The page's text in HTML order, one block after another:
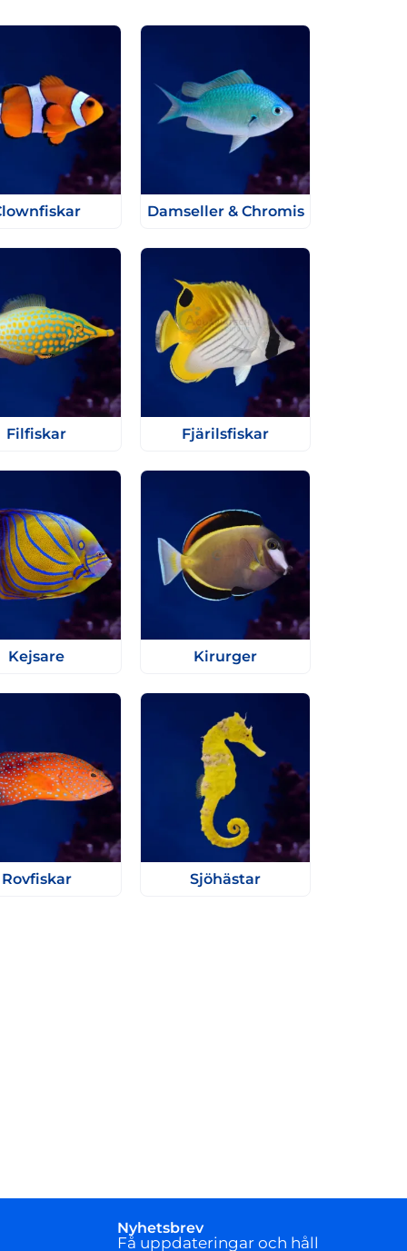
Damseller & Chromis
Filfiskar Fjärilsfiskar
Kejsare Kirurger
Rovfiskar Sjöhästar
Nyhetsbrev
Få uppdateringar och håll